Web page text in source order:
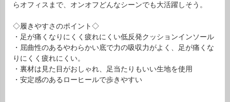
らオフィスまで、オンオフどんなシーンでも大活躍しそう。
◇履きやすさのポイント◇
・足が痛くなりにくく疲れにくい低反発クッションインソール
・屈曲性のあるやわらかい底で力の吸収力がよく、足が痛くな
りにくく疲れにくい。
・裏材は見た目がおしゃれ、足当たりもいい生地を使用
・安定感のあるローヒールで歩きやすい